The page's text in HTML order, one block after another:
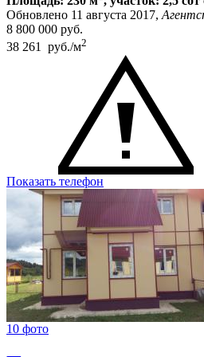
Обновлено 11 августа 2017,
8 800 000 руб.
38 261 руб./м2
Показать телефон
10 фото